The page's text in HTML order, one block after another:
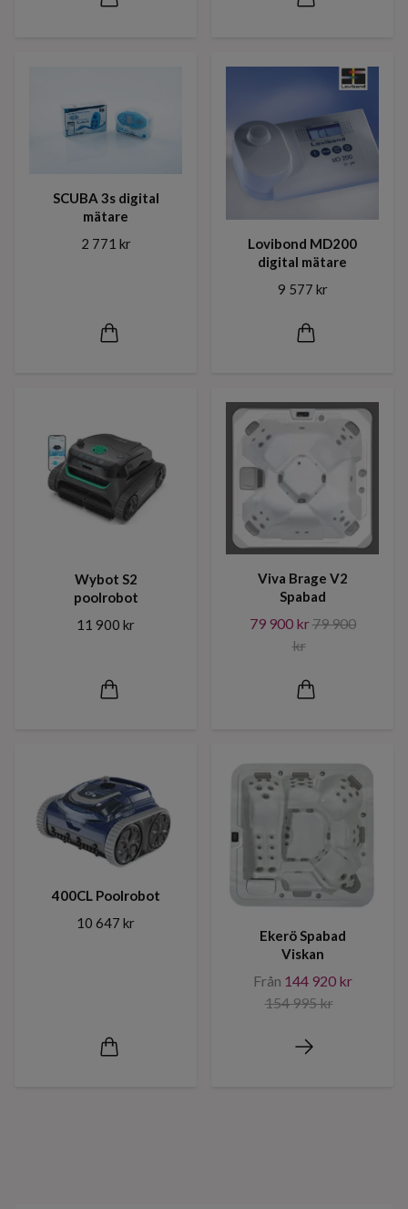
SCUBA 3s digital
mätare
2 771 kr
Lovibond MD200
digital mätare
9 577 kr
Wybot S2
poolrobot
11 900 kr
Viva Brage V2
Spabad
79 900 kr79 900
kr
400CL Poolrobot
10 647 kr
Ekerö Spabad
Viskan
Från 144 920 kr
154 995 kr